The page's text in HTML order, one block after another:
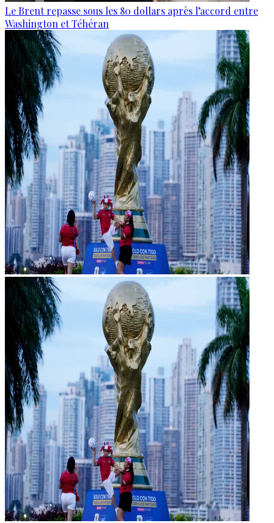
Le Brent repasse sous les 80 dollars après l’accord entre
Washington et Téhéran